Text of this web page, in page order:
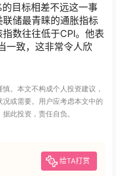
目标相差不远这一事
储最青睐的通胀指标
数往往低于CPI。他表
一致，这非常令人欣
。本文不构成个人投资建议，
或需要。用户应考虑本文中的
此投资，责任自负。
给TA打赏